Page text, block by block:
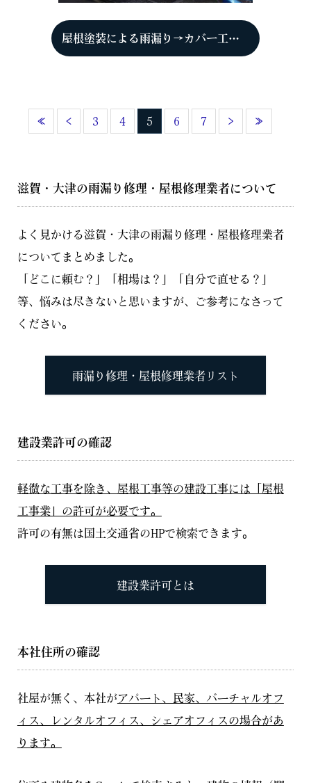
屋根塗装による雨漏り→カバー工法 京都市右京区 T様
« ‹ 3 4 5 6 7 › »
滋賀・大津の雨漏り修理・屋根修理業者について
よく見かける滋賀・大津の雨漏り修理・屋根修理業者
についてまとめました。
「どこに頼む？」「相場は？」「自分で直せる？」
等、悩みは尽きないと思いますが、ご参考になさって
ください。
雨漏り修理・屋根修理業者リスト
建設業許可の確認
軽微な工事を除き、屋根工事等の建設工事には「屋根
工事業」の許可が必要です。
許可の有無は国土交通省のHPで検索できます。
建設業許可とは
本社住所の確認
社屋が無く、本社がアパート、民家、バーチャルオフ
ィス、レンタルオフィス、シェアオフィスの場合があ
ります。